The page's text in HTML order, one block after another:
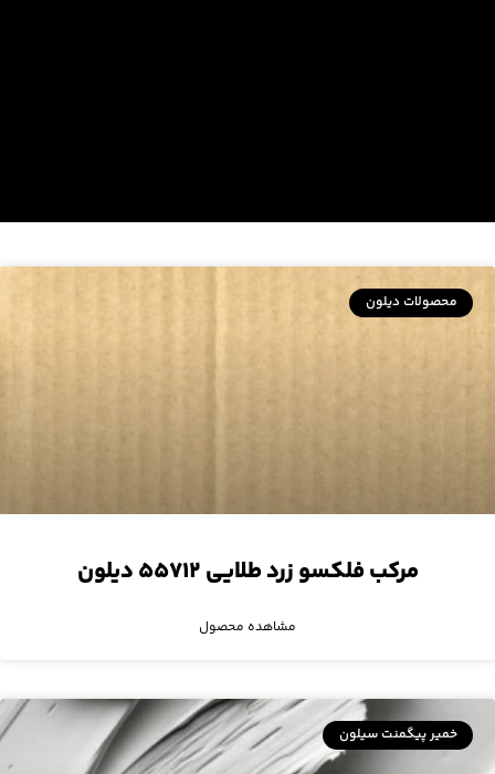
محصولات دیلون
مرکب فلکسو زرد طلایی ۵۵۷۱۲ دیلون
مشاهده محصول
خمیر پیگمنت سیلون